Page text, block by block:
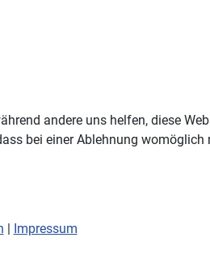
andere uns helfen, diese
bei einer Ablehnung
| Impressum